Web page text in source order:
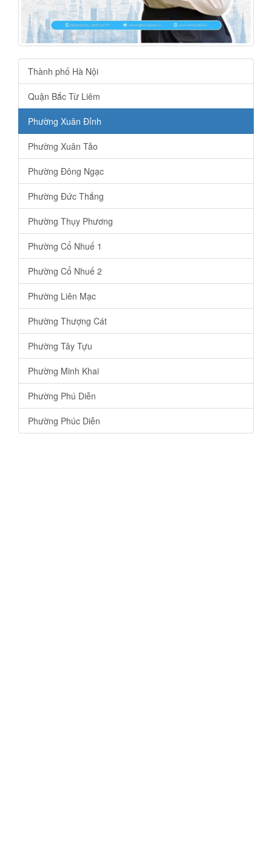
Thành phố Hà Nội
Quận Bắc Từ Liêm
Phường Xuân Đỉnh
Phường Xuân Tảo
Phường Đông Ngạc
Phường Đức Thắng
Phường Thụy Phương
Phường Cổ Nhuế 1
Phường Cổ Nhuế 2
Phường Liên Mạc
Phường Thượng Cát
Phường Tây Tựu
Phường Minh Khai
Phường Phú Diễn
Phường Phúc Diễn